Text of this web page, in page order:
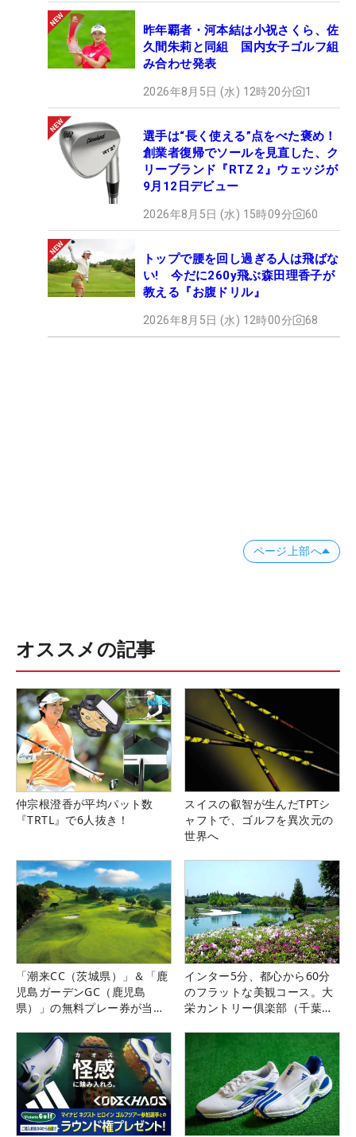
昨年覇者・河本結は小祝さくら、佐
久間朱莉と同組 国内女子ゴルフ組
み合わせ発表
2026年8月5日 (水) 12時20分 1
選手は“長く使える”点をべた褒め！
創業者復帰でソールを見直した、ク
リーブランド『RTZ 2』ウェッジが
9月12日デビュー
2026年8月5日 (水) 15時09分 60
トップで腰を回し過ぎる人は飛ばな
い! 今だに260y飛ぶ森田理香子が
教える『お腹ドリル』
2026年8月5日 (水) 12時00分 68
ページ上部へ
オススメの記事
仲宗根澄香が平均パット数
『TRTL』で6人抜き！
スイスの叡智が生んだTPTシ
ャフトで、ゴルフを異次元の
世界へ
「潮来CC（茨城県）」＆「鹿
児島ガーデンGC（鹿児島
県）」の無料プレー券が当た
インター5分、都心から60分
のフラットな美観コース。大
栄カントリー俱楽部（千葉